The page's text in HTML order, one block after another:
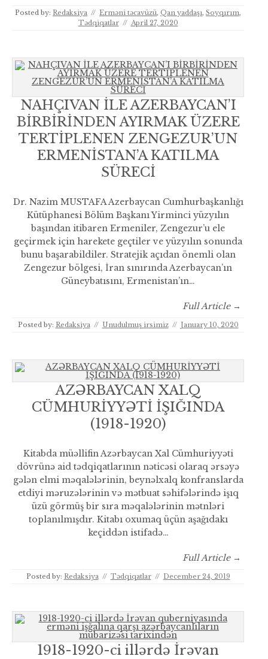
Posted by: Redaksiya // Erməni təcavüzü, Qan yaddaşı, Soyqırım,
Tədqiqatlar // April 27, 2020
NAHÇIVAN İLE AZERBAYCAN’I
BİRBİRİNDEN AYIRMAK ÜZERE
TERTİPLENEN ZENGEZUR’UN
ERMENİSTAN’A KATILMA
SÜRECİ
Dr. Nazim MUSTAFA Azerbaycan Cumhurbaşkanlığı
Kütüphanesi Bölüm Başkanı Yirminci yüzyılın
başından itibaren Ermeniler, Zengezur’u ele
geçirmek için harekete geçtiler ve yüzyılın sonunda
bunu başarabildiler. Stratejik açıdan önemli olan
Zengezur bölgesi, İran sınırında Azerbaycan’ın
Güneybatısını, Ermenistan’ın…
Full Article →
Posted by: Redaksiya // Unudulmuş irsimiz // January 10, 2020
AZƏRBAYCAN XALQ
CÜMHURİYYƏTİ İŞIĞINDA
(1918-1920)
Kitabda müəllifin Azərbaycan Xal Cümhuriyyəti
dövrünə aid tədqiqatlarının nəticəsi olaraq ərsəyə
gələn elmi məqalələrinin, beynəlxalq konfranslarda
etdiyi məruzələrinin və mətbuat səhifələrində işıq
üzü görmüş bir sıra məqalələrinin mətnləri
toplanılmışdır. Kitabı oxumaq üçün aşağıdakı
keçiddən istifadə…
Full Article →
Posted by: Redaksiya // Tədqiqatlar // December 24, 2019
1918-1920-ci illərdə İrəvan